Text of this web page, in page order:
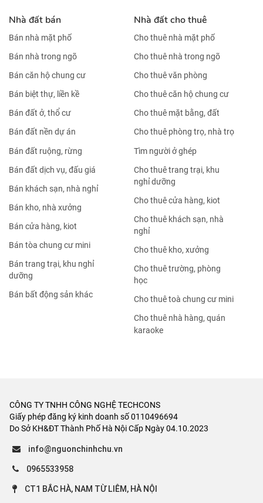
Nhà đất bán
Bán nhà mặt phố
Bán nhà trong ngõ
Bán căn hộ chung cư
Bán biệt thự, liền kề
Bán đất ở, thổ cư
Bán đất nền dự án
Bán đất ruộng, rừng
Bán đất dịch vụ, đấu giá
Bán khách sạn, nhà nghỉ
Bán kho, nhà xưởng
Bán cửa hàng, kiot
Bán tòa chung cư mini
Bán trang trại, khu nghỉ
dưỡng
Bán bất động sản khác
Nhà đất cho thuê
Cho thuê nhà mặt phố
Cho thuê nhà trong ngõ
Cho thuê văn phòng
Cho thuê căn hộ chung cư
Cho thuê mặt bằng, đất
Cho thuê phòng trọ, nhà trọ
Tìm người ở ghép
Cho thuê trang trại, khu
nghỉ dưỡng
Cho thuê cửa hàng, kiot
Cho thuê khách sạn, nhà
nghỉ
Cho thuê kho, xưởng
Cho thuê trường, phòng
học
Cho thuê toà chung cư mini
Cho thuê nhà hàng, quán
karaoke
CÔNG TY TNHH CÔNG NGHỆ TECHCONS
Giấy phép đăng ký kinh doanh số 0110496694
Do Sở KH&ĐT Thành Phố Hà Nội Cấp Ngày 04.10.2023
info@nguonchinhchu.vn
0965533958
CT1 BẮC HÀ, NAM TỪ LIÊM, HÀ NỘI